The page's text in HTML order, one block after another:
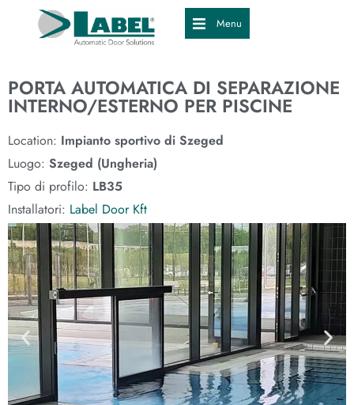
Menu
PORTA AUTOMATICA DI SEPARAZIONE
INTERNO/ESTERNO PER PISCINE
Location: Impianto sportivo di Szeged
Luogo: Szeged (Ungheria)
Tipo di profilo: LB35
Installatori: Label Door Kft